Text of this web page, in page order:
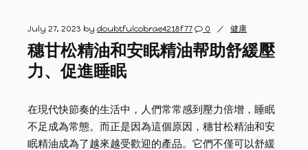
July 27, 2023 by doubtfulcobrae4218f77 0 健康
穗甘松精油和安眠精油帮助舒緩壓
力、促進睡眠
在現代快節奏的生活中，人們常常感到壓力倍增，睡眠
不足成為常態。而正是因為這個原因，穗甘松精油和安
眠精油成為了越來越受歡迎的產品。它們不僅可以舒緩